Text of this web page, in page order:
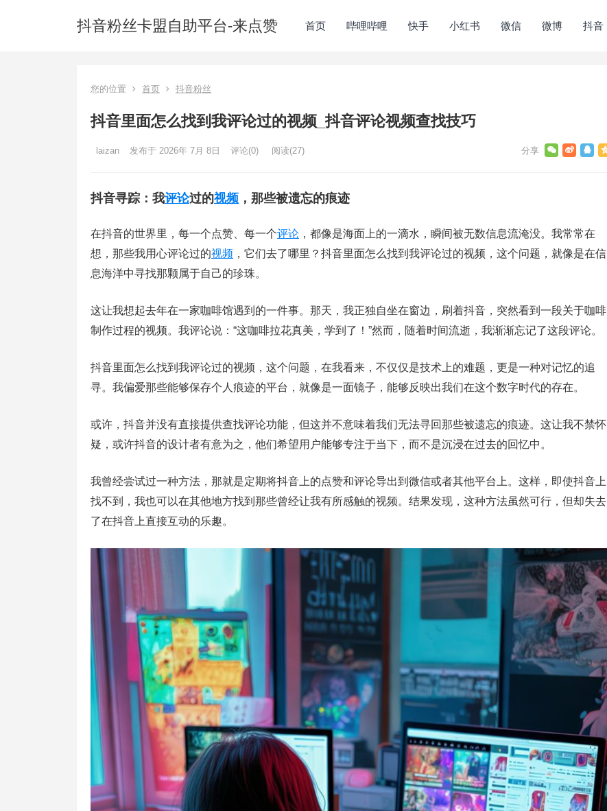
抖音粉丝卡盟自助平台-来点赞 首页 哔哩哔哩 快手 小红书 微信 微博 抖音
您的位置 首页 抖音粉丝
抖音里面怎么找到我评论过的视频_抖音评论视频查找技巧
laizan 发布于 2026年 7月 8日 评论(0) 阅读(27)
抖音寻踪：我评论过的视频 ，那些被遗忘的痕迹
在抖音的世界里，每一个点赞、每一个评论 ，都像是海面上的一滴水，瞬间被无数信息流淹没。我常常在
想，那些我用心评论过的视频 ，它们去了哪里？抖音里面怎么找到我评论过的视频，这个问题，就像是在信
息海洋中寻找那颗属于自己的珍珠。
这让我想起去年在一家咖啡馆遇到的一件事。那天，我正独自坐在窗边，刷着抖音，突然看到一段关于咖啡
制作过程的视频。我评论说：“这咖啡拉花真美，学到了！”然而，随着时间流逝，我渐渐忘记了这段评论。
抖音里面怎么找到我评论过的视频，这个问题，在我看来，不仅仅是技术上的难题，更是一种对记忆的追
寻。我偏爱那些能够保存个人痕迹的平台，就像是一面镜子，能够反映出我们在这个数字时代的存在。
或许，抖音并没有直接提供查找评论功能，但这并不意味着我们无法寻回那些被遗忘的痕迹。这让我不禁怀
疑，或许抖音的设计者有意为之，他们希望用户能够专注于当下，而不是沉浸在过去的回忆中。
我曾经尝试过一种方法，那就是定期将抖音上的点赞和评论导出到微信或者其他平台上。这样，即使抖音上
找不到，我也可以在其他地方找到那些曾经让我有所感触的视频。结果发现，这种方法虽然可行，但却失去
了在抖音上直接互动的乐趣。